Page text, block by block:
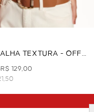
TEXTURA - OFF
R$ 129,00